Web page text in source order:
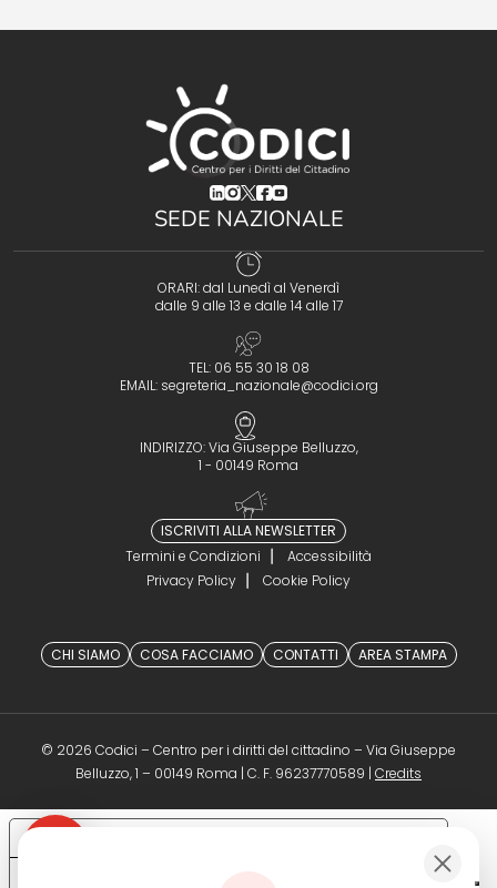
(opens in a new tab)
(opens in a new tab)
(opens in a new tab)
(opens in a new tab)
(opens in a new tab)
SEDE NAZIONALE
ORARI: dal Lunedì al Venerdì
dalle 9 alle 13 e dalle 14 alle 17
TEL: 06 55 30 18 08
EMAIL: segreteria_nazionale@codici.org
INDIRIZZO: Via Giuseppe Belluzzo,
1 - 00149 Roma
ISCRIVITI ALLA NEWSLETTER
Termini e Condizioni
Accessibilità
Privacy Policy
Cookie Policy
CHI SIAMO COSA FACCIAMO CONTATTI AREA STAMPA
© 2026 Codici – Centro per i diritti del cittadino – Via Giuseppe
Belluzzo, 1 – 00149 Roma | C. F. 96237770589 | Credits